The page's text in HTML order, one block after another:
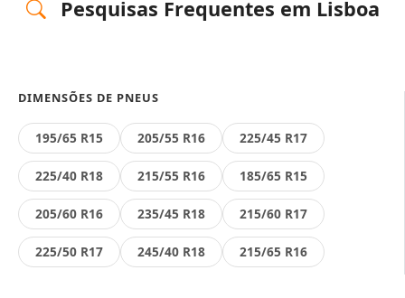
Pesquisas Frequentes em Lisboa
DIMENSÕES DE PNEUS
195/65 R15 205/55 R16 225/45 R17
225/40 R18 215/55 R16 185/65 R15
205/60 R16 235/45 R18 215/60 R17
225/50 R17 245/40 R18 215/65 R16